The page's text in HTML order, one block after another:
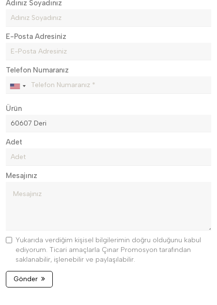
Adınız Soyadınız
E-Posta Adresiniz
Telefon Numaranız
Ürün
Adet
Mesajınız
Yukarıda verdiğim kişisel bilgilerimin doğru olduğunu kabul
ediyorum. Ticari amaçlarla Çınar Promosyon tarafından
saklanabilir, işlenebilir ve paylaşılabilir.
Gönder